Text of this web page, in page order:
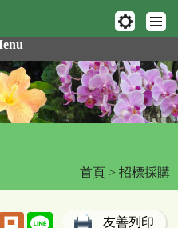
首頁 > 招標採購
Plurk Line 友善列印